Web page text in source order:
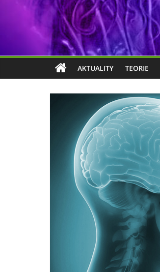
AKTUALITY TEORIE